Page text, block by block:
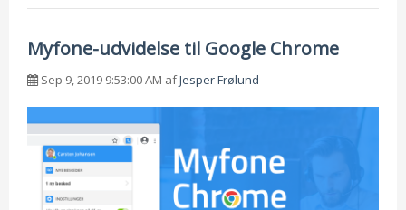
Myfone-udvidelse til Google Chrome
Sep 9, 2019 9:53:00 AM afJesper Frølund